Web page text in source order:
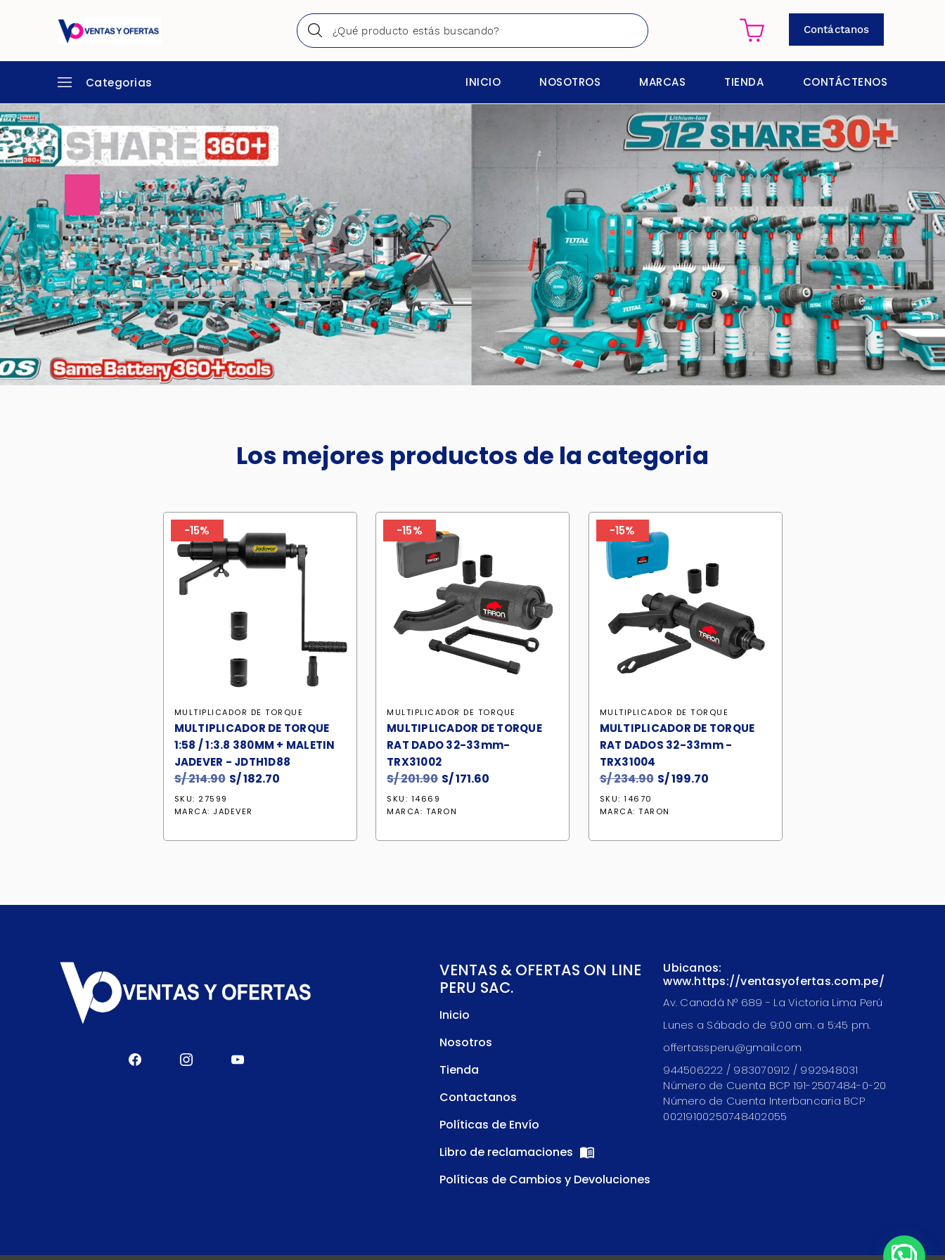
Contáctanos
Categorias INICIO NOSOTROS MARCAS TIENDA CONTÁCTENOS
Los mejores productos de la categoria
-15%
MULTIPLICADOR DE TORQUE
MULTIPLICADOR DE TORQUE
1:58 / 1:3.8 380MM + MALETIN
JADEVER - JDTH1D88
S/214.90 El
original
S/ 214.90.
S/182.70
S/ 182.70.
SKU: 27599
MARCA: JADEVER
-15%
MULTIPLICADOR DE TORQUE
MULTIPLICADOR DE TORQUE
RAT DADO 32-33mm-
TRX31002
S/201.90 El
original
S/ 201.90.
S/171.60
S/ 171.60.
SKU: 14669
MARCA: TARON
-15%
MULTIPLICADOR DE TORQUE
MULTIPLICADOR DE TORQUE
RAT DADOS 32-33mm -
TRX31004
S/234.90 El
original
S/ 234.90.
S/199.70
S/ 199.70.
SKU: 14670
MARCA: TARON
VENTAS & OFERTAS ON LINE
PERU SAC.
Inicio
Nosotros
Tienda
Contactanos
Políticas de Envío
Libro de reclamaciones
Políticas de Cambios y Devoluciones
Ubicanos:
www.https://ventasyofertas.com.pe/
Av. Canadá N° 689 - La Victoria Lima Perú
Lunes a Sábado de 9:00 am. a 5:45 pm.
offertassperu@gmail.com
944506222 / 983070912 / 992948031
Número de Cuenta BCP 191-2507484-0-20
Número de Cuenta Interbancaria BCP
00219100250748402055